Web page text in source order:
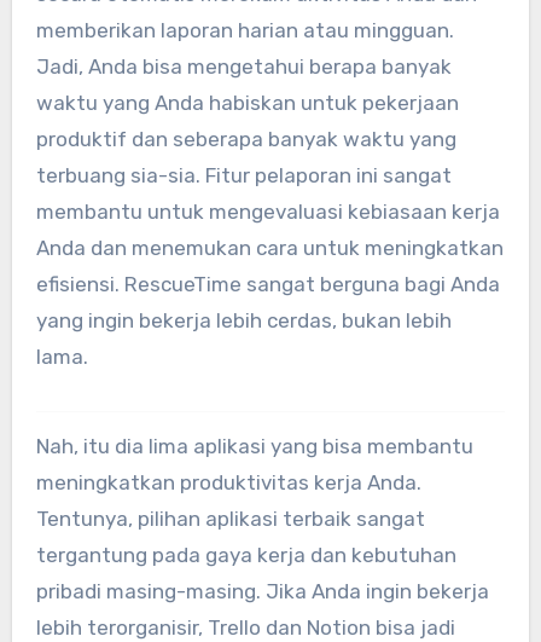
memberikan laporan harian atau mingguan.
Jadi, Anda bisa mengetahui berapa banyak
waktu yang Anda habiskan untuk pekerjaan
produktif dan seberapa banyak waktu yang
terbuang sia-sia. Fitur pelaporan ini sangat
membantu untuk mengevaluasi kebiasaan kerja
Anda dan menemukan cara untuk meningkatkan
efisiensi. RescueTime sangat berguna bagi Anda
yang ingin bekerja lebih cerdas, bukan lebih
lama.
Nah, itu dia lima aplikasi yang bisa membantu
meningkatkan produktivitas kerja Anda.
Tentunya, pilihan aplikasi terbaik sangat
tergantung pada gaya kerja dan kebutuhan
pribadi masing-masing. Jika Anda ingin bekerja
lebih terorganisir, Trello dan Notion bisa jadi